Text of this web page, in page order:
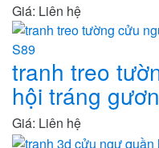
Giá: Liên hệ
tranh treo
hội tráng
Giá: Liên hệ